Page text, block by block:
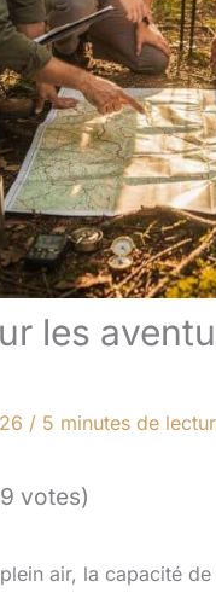
les
/ 5 minutes de
votes)
air, la capacité